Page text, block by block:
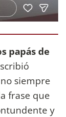
papás de
siempre
frase que
y